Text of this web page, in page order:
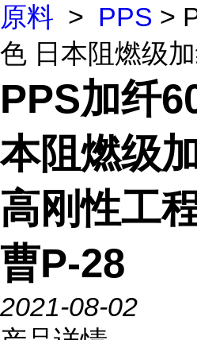
原料 > PPS >
色 日本阻燃级
PPS加纤
本阻燃级
高刚性工
曹P-28
2021-08-02